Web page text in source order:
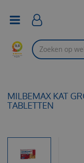
MILBEMAX KAT
TABLETTEN